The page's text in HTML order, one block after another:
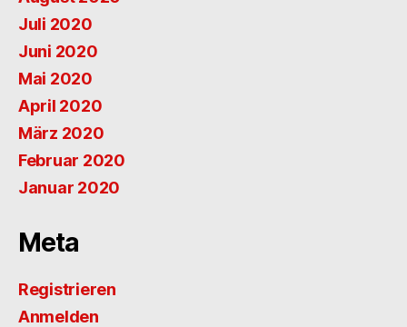
Juli 2020
Juni 2020
Mai 2020
April 2020
März 2020
Februar 2020
Januar 2020
Meta
Registrieren
Anmelden